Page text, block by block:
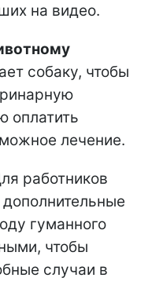
на видео.
собаку, чтобы
оплатить
лечение.
работников
гуманного
чтобы
случаи в